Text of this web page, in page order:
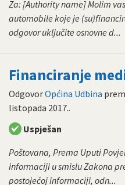
Za: [Authority name] Molim
automobile koje je
odgovor uključite osnovne d...
Financiranje
OdgovorOpćina Udbina
listopada 2017..
Uspješan
Poštovana, Prema Uputi
informaciji u smislu Zakona
postojećoj informaciji, odn...